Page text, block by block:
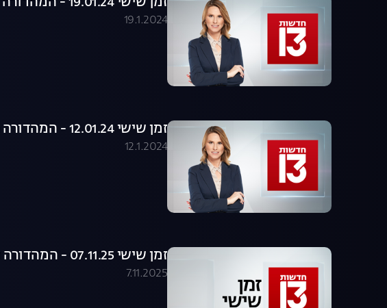
19.1.2024
זמן שישי 12.01.24 - המהדורה המלאה
12.1.2024
זמן שישי 07.11.25 - המהדורה המלאה
7.11.2025